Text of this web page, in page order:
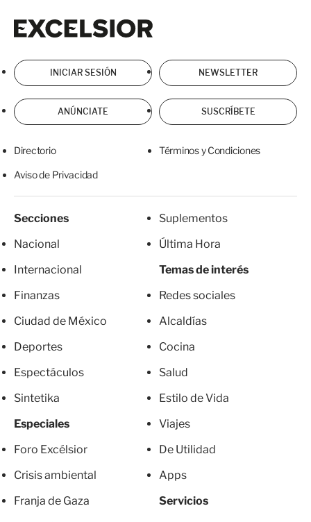
INICIAR SESIÓN NEWSLETTER
ANÚNCIATE SUSCRÍBETE
Directorio Términos y Condiciones
Aviso de Privacidad
Secciones
Nacional
Internacional
Finanzas
Ciudad de México
Deportes
Espectáculos
Sintetika
Especiales
Foro Excélsior
Crisis ambiental
Franja de Gaza
Suplementos
Última Hora
Temas de interés
Redes sociales
Alcaldías
Cocina
Salud
Estilo de Vida
Viajes
De Utilidad
Apps
Servicios